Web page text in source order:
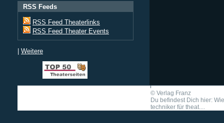
RSS Feeds
RSS Feed Theaterlinks
RSS Feed Theater Events
| Weitere
© Verlag Franz
Du befindest Dich hier:
techniker für theat....